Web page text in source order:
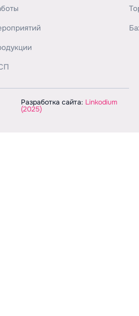
Разработка сайта: Linkodium
(2025)